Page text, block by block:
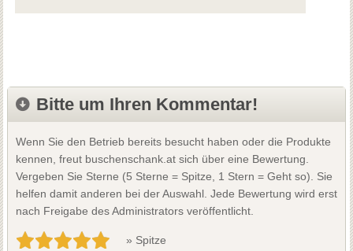
Bitte um Ihren Kommentar!
Wenn Sie den Betrieb bereits besucht haben oder die Produkte
kennen, freut buschenschank.at sich über eine Bewertung.
Vergeben Sie Sterne (5 Sterne = Spitze, 1 Stern = Geht so). Sie
helfen damit anderen bei der Auswahl. Jede Bewertung wird erst
nach Freigabe des Administrators veröffentlicht.
» Spitze